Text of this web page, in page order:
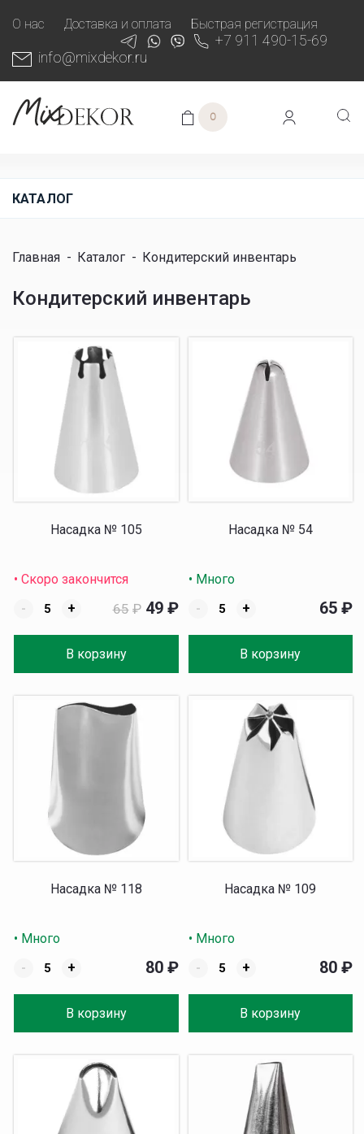
О нас Доставка и оплата Быстрая регистрация
+7 911 490-15-69
info@mixdekor.ru
0
КАТАЛОГ
Главная - Каталог - Кондитерский инвентарь
Кондитерский инвентарь
Насадка № 105
• Скоро закончится
-
+
В корзину
65 ₽ 49 ₽
Насадка № 54
• Много
-
+
В корзину
65 ₽
Насадка № 118
• Много
-
+
В корзину
80 ₽
Насадка № 109
• Много
-
+
В корзину
80 ₽